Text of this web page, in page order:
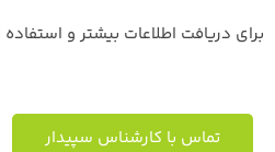
برای دریافت اطلاعات بیشتر و
تماس با کارشناس سپیدار